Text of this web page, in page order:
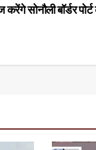
सोनौली बॉर्डर पोर्ट